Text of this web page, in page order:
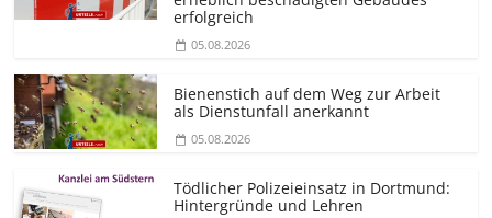
erfolgreich
05.08.2026
Bienenstich auf dem Weg zur Arbeit
als Dienstunfall anerkannt
05.08.2026
Tödlicher Polizeieinsatz in Dortmund:
Hintergründe und Lehren